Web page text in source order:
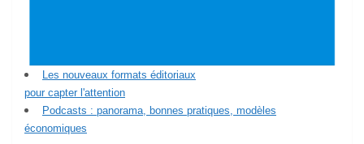
Les nouveaux formats éditoriaux
pour capter l'attention
Podcasts : panorama, bonnes pratiques, modèles
économiques